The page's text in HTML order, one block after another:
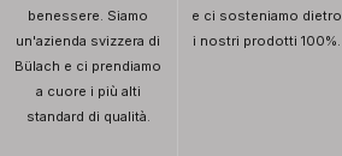
benessere. Siamo
un'azienda svizzera di
Bülach e ci prendiamo
a cuore i più alti
standard di qualità.
e ci sosteniamo dietro
i nostri prodotti 100%.